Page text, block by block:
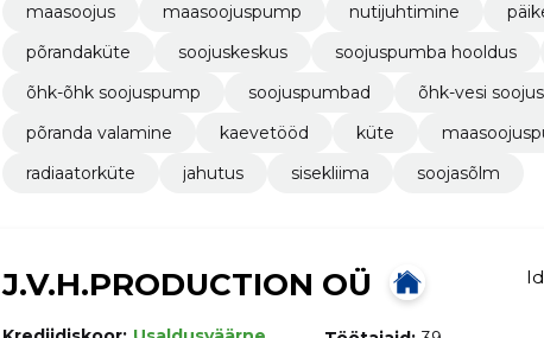
maasoojus
maasoojuspump nutijuhtimine
põrandaküte
soojuskeskus soojuspumba hooldus
õhk-õhk soojuspump
soojuspumbad
õhk-vesi
põranda valamine
kaevetööd küte
radiaatorküte
jahutus sisekliima soojasõlm
J.V.H.PRODUCTION OÜ